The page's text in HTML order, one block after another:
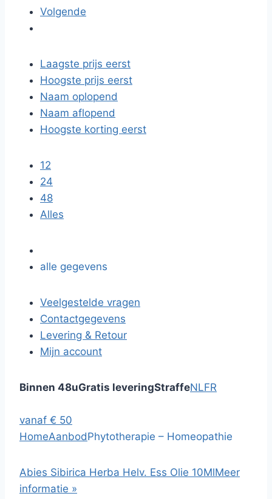
Volgende
Laagste prijs eerst
Hoogste prijs eerst
Naam oplopend
Naam aflopend
Hoogste korting eerst
12
24
48
Alles
alle gegevens
Veelgestelde vragen
Contactgegevens
Levering & Retour
Mijn account
Binnen 48uGratis leveringStraffeNLFR
vanaf € 50
HomeAanbodPhytotherapie – Homeopathie
Abies Sibirica Herba Helv. Ess Olie 10MlMeer
informatie »